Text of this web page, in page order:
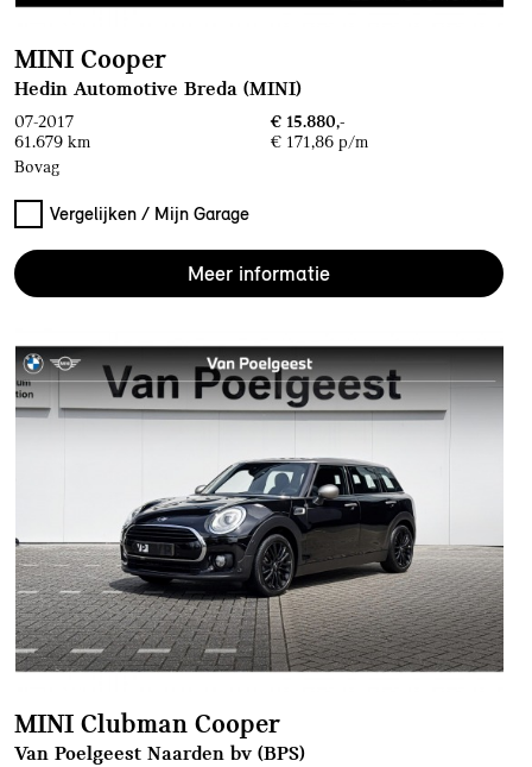
MINI Cooper
Hedin Automotive Breda (MINI)
07-2017
€ 15.880,-
61.679 km
€ 171,86 p/m
Bovag
Vergelijken / Mijn Garage
Meer informatie
MINI Clubman Cooper
Van Poelgeest Naarden bv (BPS)